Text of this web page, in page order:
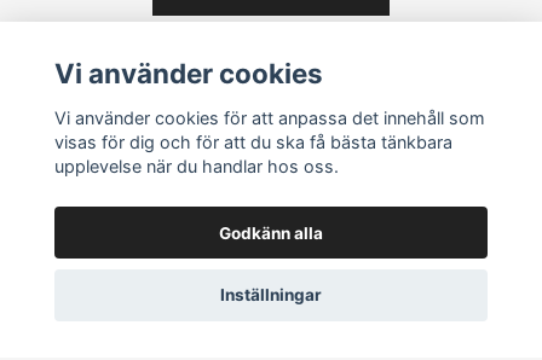
Om köp och returer
Vi använder cookies
Vi använder cookies för att anpassa det innehåll som
visas för dig och för att du ska få bästa tänkbara
upplevelse när du handlar hos oss.
Godkänn alla
Inställningar